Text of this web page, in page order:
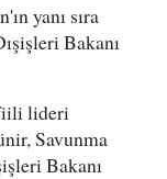
yanı sıra
Bakanı
lideri
Savunma
Bakanı